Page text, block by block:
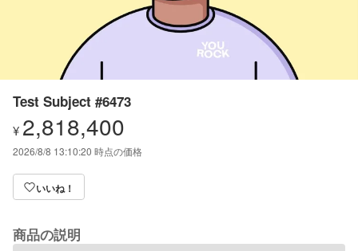
Test Subject #6473
¥ 2,818,400
2026/8/8 13:10:20 時点の価格
いいね！
商品の説明